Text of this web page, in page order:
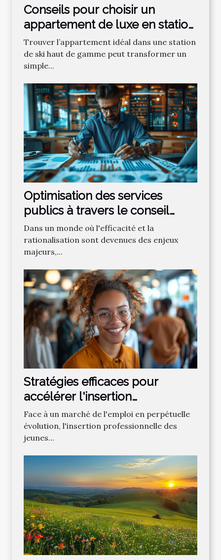
Conseils pour choisir un
appartement de luxe en station
de ski
Trouver l’appartement idéal dans une station
de ski haut de gamme peut transformer un
simple...
Optimisation des services
publics à travers le conseil
spécialisé en gestion
Dans un monde où l'efficacité et la
rationalisation sont devenues des enjeux
majeurs,...
Stratégies efficaces pour
accélérer l'insertion
professionnelle des jeunes
Face à un marché de l'emploi en perpétuelle
évolution, l'insertion professionnelle des
jeunes...